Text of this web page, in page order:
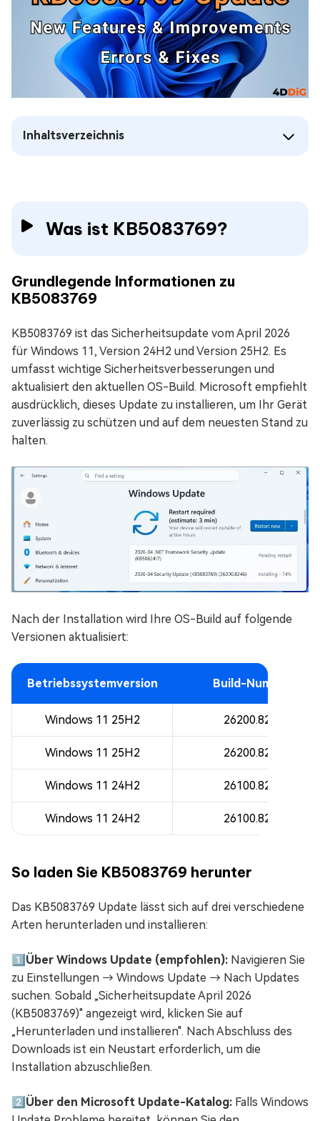
Inhaltsverzeichnis
Was ist KB5083769?
Grundlegende Informationen zu
KB5083769
KB5083769 ist das Sicherheitsupdate vom April 2026
für Windows 11, Version 24H2 und Version 25H2. Es
umfasst wichtige Sicherheitsverbesserungen und
aktualisiert den aktuellen OS-Build. Microsoft empfiehlt
ausdrücklich, dieses Update zu installieren, um Ihr Gerät
zuverlässig zu schützen und auf dem neuesten Stand zu
halten.
Nach der Installation wird Ihre OS-Build auf folgende
Versionen aktualisiert:
Betriebssystemversion Build-Nummer
Windows 11 25H2 26200.8246
Windows 11 25H2 26200.8246
Windows 11 24H2 26100.8246
Windows 11 24H2 26100.8246
So laden Sie KB5083769 herunter
Das KB5083769 Update lässt sich auf drei verschiedene
Arten herunterladen und installieren:
1️⃣ Über Windows Update (empfohlen): Navigieren Sie
zu Einstellungen → Windows Update → Nach Updates
suchen. Sobald „Sicherheitsupdate April 2026
(KB5083769)" angezeigt wird, klicken Sie auf
„Herunterladen und installieren". Nach Abschluss des
Downloads ist ein Neustart erforderlich, um die
Installation abzuschließen.
2️⃣ Über den Microsoft Update-Katalog: Falls Windows